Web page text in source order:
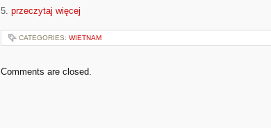
5. przeczytaj więcej
CATEGORIES: WIETNAM
Comments are closed.